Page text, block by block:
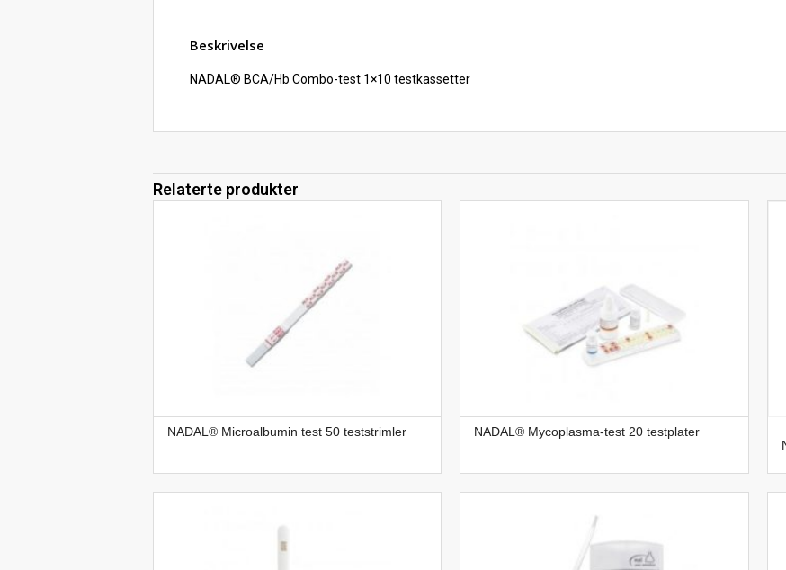
Beskrivelse
NADAL® BCA/Hb Combo-test 1×10 testkassetter
Relaterte produkter
NADAL® Microalbumin test 50 teststrimler
NADAL® Mycoplasma-test 20 testplater